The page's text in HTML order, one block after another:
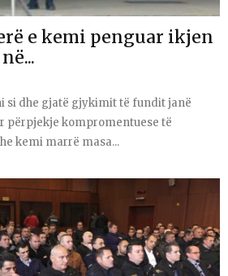
e kemi penguar ikjen
si dhe gjatë gjykimit të fundit janë
përpjekje kompromentuese të
kemi marrë masa...